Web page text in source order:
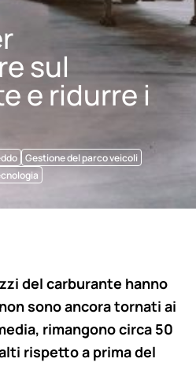
sul
e ridurre i
Gestione del parco veicoli
del carburante hanno
sono ancora tornati ai
rimangono circa 50
rispetto a prima del